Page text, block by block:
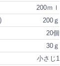
200ｍｌ
200ｇ
20個
30ｇ
小さじ1